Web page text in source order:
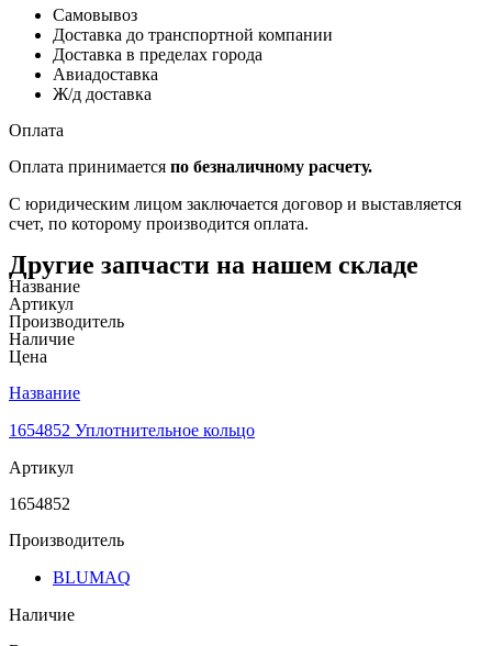
Самовывоз
Доставка до транспортной компании
Доставка в пределах города
Авиадоставка
Ж/д доставка
Оплата
Оплата принимается по безналичному расчету.
С юридическим лицом заключается договор и выставляется
счет, по которому производится оплата.
Другие запчасти на нашем складе
Название
Артикул
Производитель
Наличие
Цена
Название
1654852 Уплотнительное кольцо
Артикул
1654852
Производитель
BLUMAQ
Наличие